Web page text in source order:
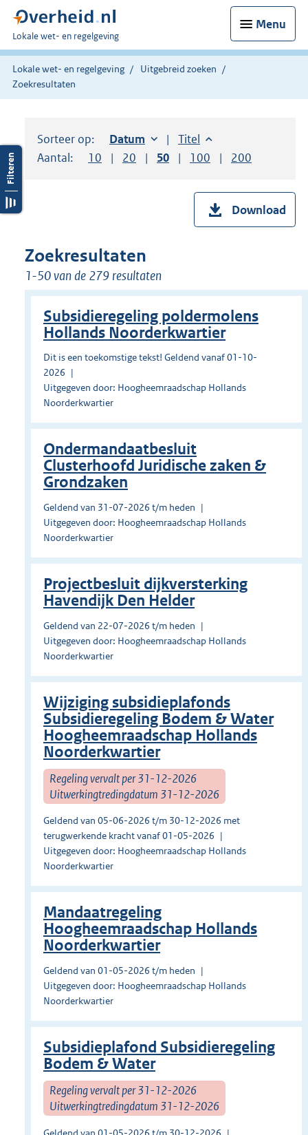
Menu
U
bent
hier:
Lokale wet- en regelgeving
Lokale wet- en regelgeving
Uitgebreid zoeken
Zoekresultaten
Sorteer op: Sorteer op:
Datum oplopendSorteer op:
Titel oplopend
Aantal:
Toon
10 resultaten per pagina
Toon
20 resultaten per pagina
Toon
50 resultaten per pagina
Toon
100 resultaten per
Toon
200
Download
Zoekresultaten
1-50 van de 279 resultaten
Subsidieregeling poldermolens
Hollands Noorderkwartier
Dit is een toekomstige tekst! Geldend vanaf 01-10-
2026
Uitgegeven door: Hoogheemraadschap Hollands
Noorderkwartier
Ondermandaatbesluit
Clusterhoofd Juridische zaken &
Grondzaken
Geldend van 31-07-2026 t/m heden
Uitgegeven door: Hoogheemraadschap Hollands
Noorderkwartier
Projectbesluit dijkversterking
Havendijk Den Helder
Geldend van 22-07-2026 t/m heden
Uitgegeven door: Hoogheemraadschap Hollands
Noorderkwartier
Wijziging subsidieplafonds
Subsidieregeling Bodem & Water
Hoogheemraadschap Hollands
Noorderkwartier
Regeling vervalt per 31-12-2026
Uitwerkingtredingdatum 31-12-2026
Geldend van 05-06-2026 t/m 30-12-2026 met
terugwerkende kracht vanaf 01-05-2026
Uitgegeven door: Hoogheemraadschap Hollands
Noorderkwartier
Mandaatregeling
Hoogheemraadschap Hollands
Noorderkwartier
Geldend van 01-05-2026 t/m heden
Uitgegeven door: Hoogheemraadschap Hollands
Noorderkwartier
Subsidieplafond Subsidieregeling
Bodem & Water
Regeling vervalt per 31-12-2026
Uitwerkingtredingdatum 31-12-2026